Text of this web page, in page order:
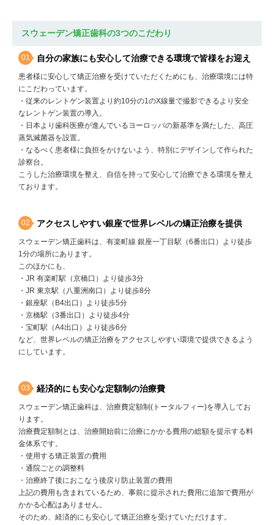
スウェーデン矯正歯科の3つのこだわり
自分の家族にも安心して治療できる環境で皆様をお迎え
患者様に安心して矯正治療を受けていただくためにも、治療環境には特
にこだわっています。
・従来のレントゲン装置より約10分の1のX線量で撮影できるより安全
なレントゲン装置の導入。
・日本より歯科医療が進んでいるヨーロッパの新基準を満たした、高圧
蒸気滅菌器を設置。
・なるべく患者様に負担をかけないよう、特別にデザインして作られた
診察台。
こうした治療環境を整え、自信を持って安心して治療できる環境を整え
ております。
アクセスしやすい銀座で世界レベルの矯正治療を提供
スウェーデン矯正歯科は、有楽町線 銀座一丁目駅（6番出口）より徒歩
1分の場所にあります。
このほかにも、
・JR 有楽町駅（京橋口）より徒歩3分
・JR 東京駅（八重洲南口）より徒歩8分
・銀座駅（B4出口）より徒歩5分
・京橋駅（3番出口）より徒歩4分
・宝町駅（A4出口）より徒歩6分
など、世界レベルの矯正治療をアクセスしやすい環境で提供できるよう
にしています。
経済的にも安心な定額制の治療費
スウェーデン矯正歯科は、治療費定額制(トータルフィー)を導入してお
ります。
治療費定額制とは、治療開始前に治療にかかる費用の総額を提示する料
金体系です。
・使用する矯正装置の費用
・通院ごとの調整料
・治療終了後におこなう後戻り防止装置の費用
上記の費用も含まれているため、事前に提示された費用に追加で費用が
かかる心配はありません。
そのため、経済的にも安心して矯正治療を受けていただけます。